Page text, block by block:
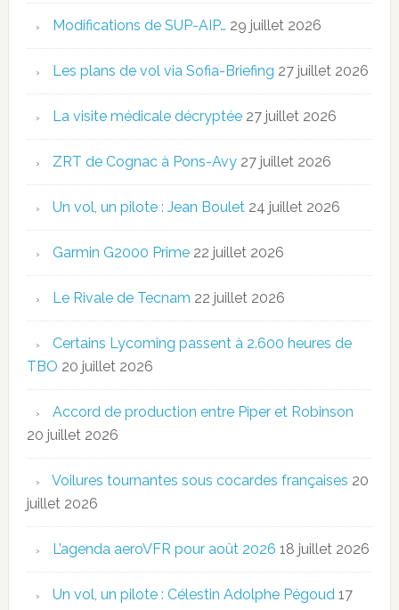
Modifications de SUP-AIP… 29 juillet 2026
Les plans de vol via Sofia-Briefing 27 juillet 2026
La visite médicale décryptée 27 juillet 2026
ZRT de Cognac à Pons-Avy 27 juillet 2026
Un vol, un pilote : Jean Boulet 24 juillet 2026
Garmin G2000 Prime 22 juillet 2026
Le Rivale de Tecnam 22 juillet 2026
Certains Lycoming passent à 2.600 heures de
TBO 20 juillet 2026
Accord de production entre Piper et Robinson
20 juillet 2026
Voilures tournantes sous cocardes françaises 20
juillet 2026
L’agenda aeroVFR pour août 2026 18 juillet 2026
Un vol, un pilote : Célestin Adolphe Pégoud 17